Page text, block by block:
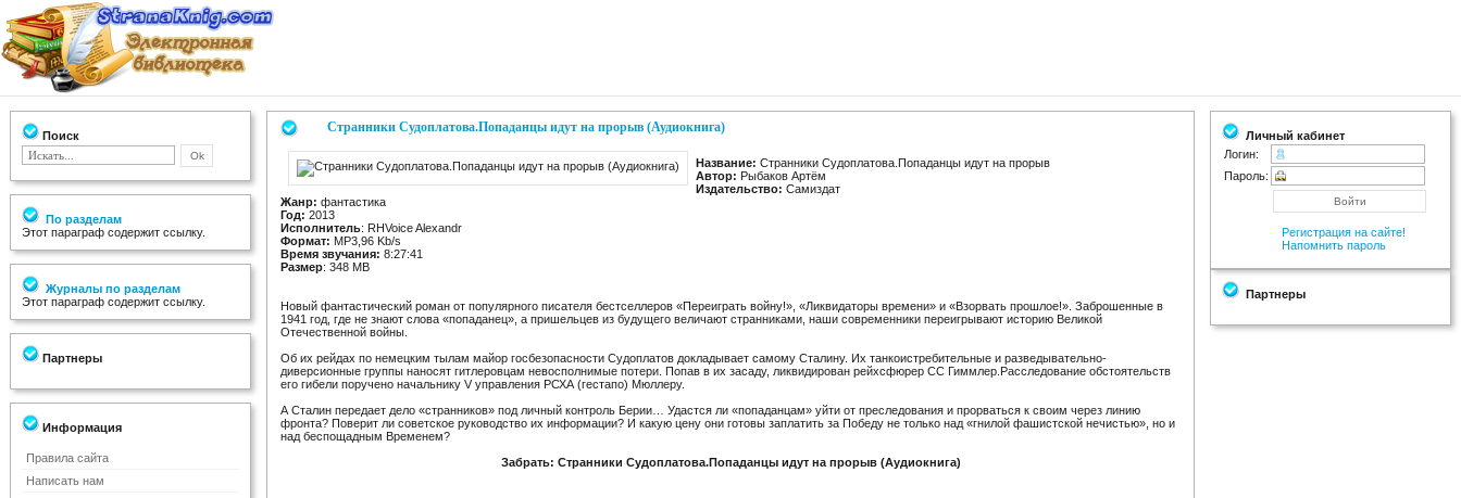
Поиск
По разделам
Этот параграф содержит ссылку.
Журналы по разделам
Этот параграф содержит ссылку.
Партнеры
Информация
Правила сайта
Написать нам
Странники Судоплатова.Попаданцы идут на прорыв (Аудиокнига)
Название: Странники Судоплатова.Попаданцы идут на прорыв
Автор: Рыбаков Артём
Издательство: Самиздат
Жанр: фантастика
Год: 2013
Исполнитель: RHVoice Alexandr
Формат: MP3,96 Kb/s
Время звучания: 8:27:41
Размер: 348 MB
Новый фантастический роман от популярного писателя бестселлеров «Переиграть войну!», «Ликвидаторы времени» и «Взорвать прошлое!». Заброшенные в
1941 год, где не знают слова «попаданец», а пришельцев из будущего величают странниками, наши современники переигрывают историю Великой
Отечественной войны.
Об их рейдах по немецким тылам майор госбезопасности Судоплатов докладывает самому Сталину. Их танкоистребительные и разведывательно-
диверсионные группы наносят гитлеровцам невосполнимые потери. Попав в их засаду, ликвидирован рейхсфюрер СС Гиммлер.Расследование обстоятельств
его гибели поручено начальнику V управления РСХА (гестапо) Мюллеру.
А Сталин передает дело «странников» под личный контроль Берии… Удастся ли «попаданцам» уйти от преследования и прорваться к своим через линию
фронта? Поверит ли советское руководство их информации? И какую цену они готовы заплатить за Победу не только над «гнилой фашистской нечистью», но и
над беспощадным Временем?
Забрать: Странники Судоплатова.Попаданцы идут на прорыв (Аудиокнига)
Личный кабинет
Логин:
Пароль:
Регистрация на сайте!
Напомнить пароль
Партнеры